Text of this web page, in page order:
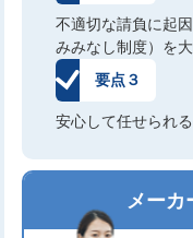
不適切な請負に起
みみなし制度）を
要点３
安心して任せられ
メーカ